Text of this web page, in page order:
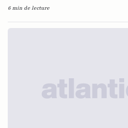
6 min de lecture